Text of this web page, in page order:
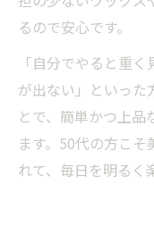
るので安心です。
「自分でやると重
が出ない」といった
とで、簡単かつ上
ます。50代の方こ
れて、毎日を明るく